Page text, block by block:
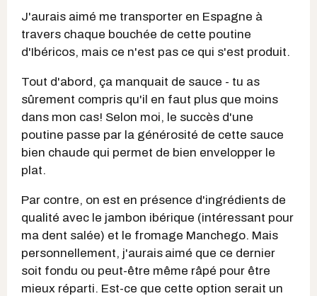
J'aurais aimé me transporter en Espagne à
travers chaque bouchée de cette poutine
d'Ibéricos, mais ce n'est pas ce qui s'est produit.
Tout d'abord, ça manquait de sauce - tu as
sûrement compris qu'il en faut plus que moins
dans mon cas! Selon moi, le succès d'une
poutine passe par la générosité de cette sauce
bien chaude qui permet de bien envelopper le
plat.
Par contre, on est en présence d'ingrédients de
qualité avec le jambon ibérique (intéressant pour
ma dent salée) et le fromage Manchego. Mais
personnellement, j'aurais aimé que ce dernier
soit fondu ou peut-être même râpé pour être
mieux réparti. Est-ce que cette option serait un